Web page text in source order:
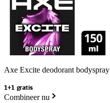
Axe Excite deodorant bodyspray
1+1 gratis
Combineer nu